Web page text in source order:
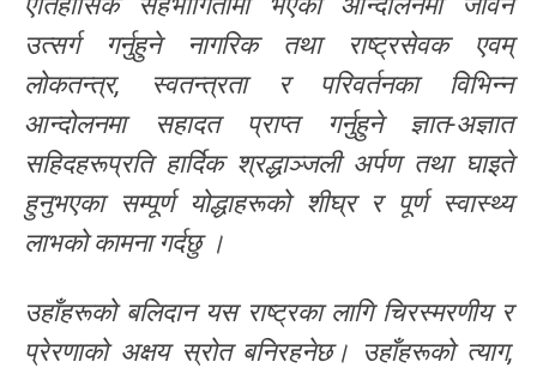
उत्सर्ग गर्नुहुने नागरिक तथा राष्ट्रसेवक एवम्
लोकतन्त्र, स्वतन्त्रता र परिवर्तनका विभिन्न
आन्दोलनमा सहादत प्राप्त गर्नुहुने ज्ञात-अज्ञात
सहिदहरूप्रति हार्दिक श्रद्धाञ्जली अर्पण तथा घाइते
हुनुभएका सम्पूर्ण योद्धाहरूको शीघ्र र पूर्ण स्वास्थ्य
लाभको कामना गर्दछु ।
उहाँहरूको बलिदान यस राष्ट्रका लागि चिरस्मरणीय र
प्रेरणाको अक्षय स्रोत बनिरहनेछ। उहाँहरूको त्याग,